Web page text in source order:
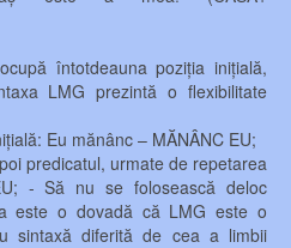
întotdeauna poziția inițială,
LMG prezintă o flexibilitate
Eu mănânc – MĂNÂNC EU;
predicatul, urmate de repetarea
- Să nu se folosească deloc
este o dovadă că LMG este o
sintaxă diferită de cea a limbii